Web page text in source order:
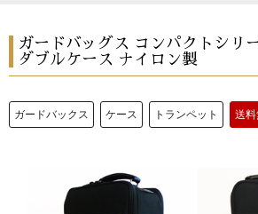
ガードバッグス コンパクトシリ
ダブルケース ナイロン製
ガードバックス ケース トランペット 送